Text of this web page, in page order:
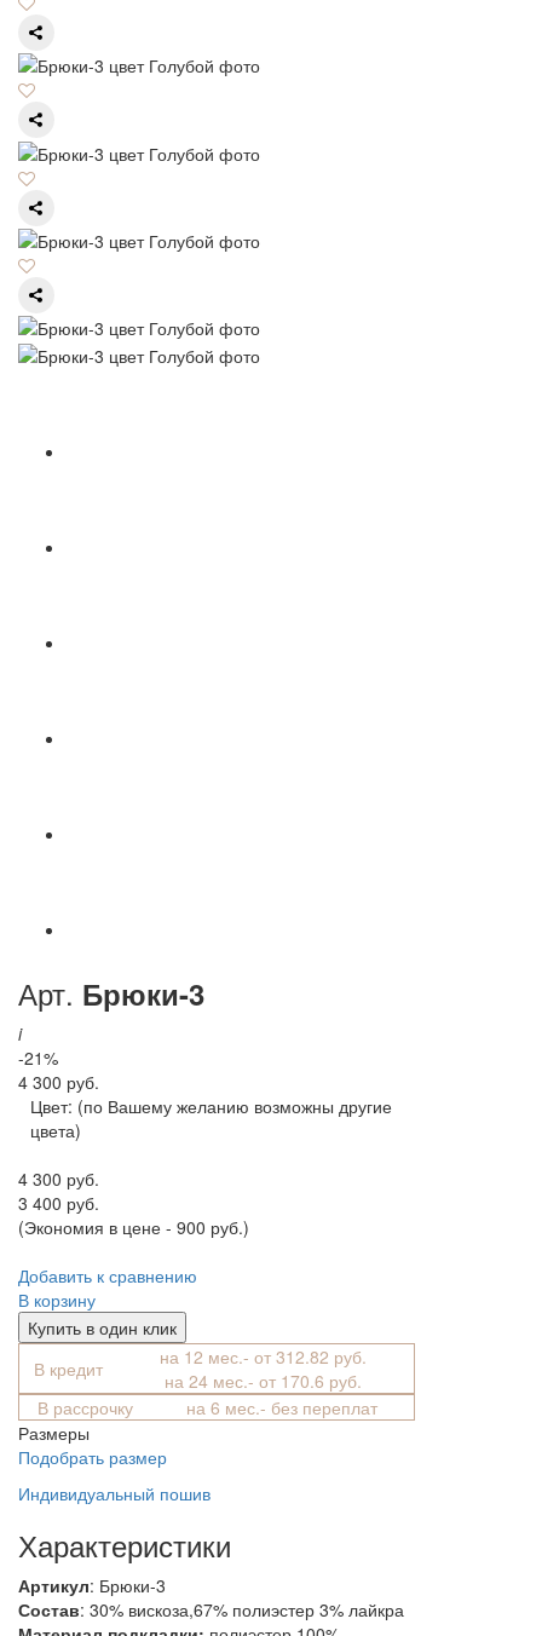
Арт. Брюки-3
i
-21%
4 300 руб.
Цвет: (по Вашему желанию возможны другие
цвета)
4 300 руб.
3 400 руб.
(Экономия в цене - 900 руб.)
Добавить к сравнению
В корзину
Купить в один клик
В кредит
на 12 мес.- от 312.82 руб.
на 24 мес.- от 170.6 руб.
В рассрочку
на 6 мес.- без переплат
Размеры
Подобрать размер
Индивидуальный пошив
Характеристики
Артикул: Брюки-3
Состав: 30% вискоза,67% полиэстер 3% лайкра